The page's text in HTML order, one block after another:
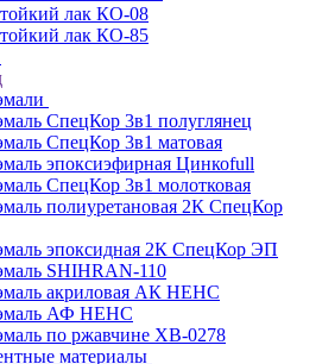
лак КО-08
лак КО-85
СпецКор 3в1 полуглянец
СпецКор 3в1 матовая
эпоксиэфирная Цинкоfull
СпецКор 3в1 молотковая
полиуретановая 2К СпецКор
эпоксидная 2К СпецКор ЭП
SHIHRAN-110
акриловая АК НЕНС
АФ НЕНС
по ржавчине ХВ-0278
материалы